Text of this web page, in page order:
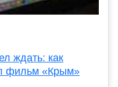
ждать: как
фильм «Крым»